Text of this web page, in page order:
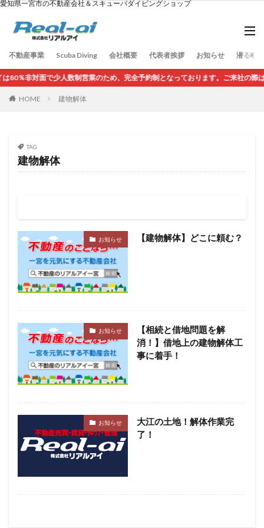
愛知県一宮市の不動産会社＆スキューバダイビングショップ
不動産事業 Scuba Diving 会社概要 代表者挨拶 お知らせ 潜る社
％非対面で少人数制営業のため、完全予約制となっております。ご来社の際
HOME 建物解体
TAG
建物解体
お知らせ 【建物解体】どこに頼む？
お知らせ
【相続と借地問題を解
消！】借地上の建物解体工
事に着手！
お知らせ
大江の土地！解体作業完
了！